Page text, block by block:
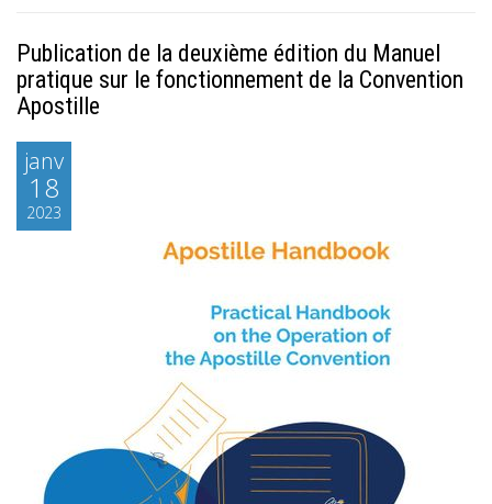
Publication de la deuxième édition du Manuel
pratique sur le fonctionnement de la Convention
Apostille
janv
18
2023